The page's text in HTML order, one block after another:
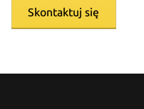
Skontaktuj się